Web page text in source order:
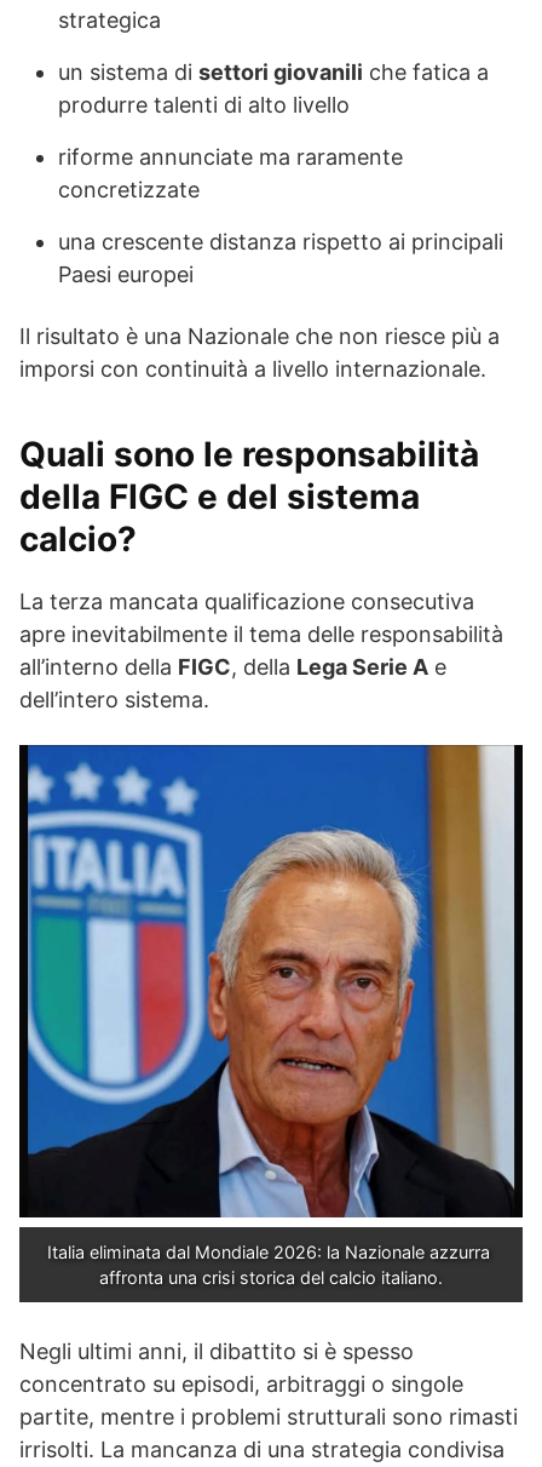
strategica
un sistema di settori giovanili che fatica a
produrre talenti di alto livello
riforme annunciate ma raramente
concretizzate
una crescente distanza rispetto ai principali
Paesi europei
Il risultato è una Nazionale che non riesce più a
imporsi con continuità a livello internazionale.
Quali sono le responsabilità
della FIGC e del sistema
calcio?
La terza mancata qualificazione consecutiva
apre inevitabilmente il tema delle responsabilità
all’interno della FIGC, della Lega Serie A e
dell’intero sistema.
Italia eliminata dal Mondiale 2026: la Nazionale azzurra
affronta una crisi storica del calcio italiano.
Negli ultimi anni, il dibattito si è spesso
concentrato su episodi, arbitraggi o singole
partite, mentre i problemi strutturali sono rimasti
irrisolti. La mancanza di una strategia condivisa